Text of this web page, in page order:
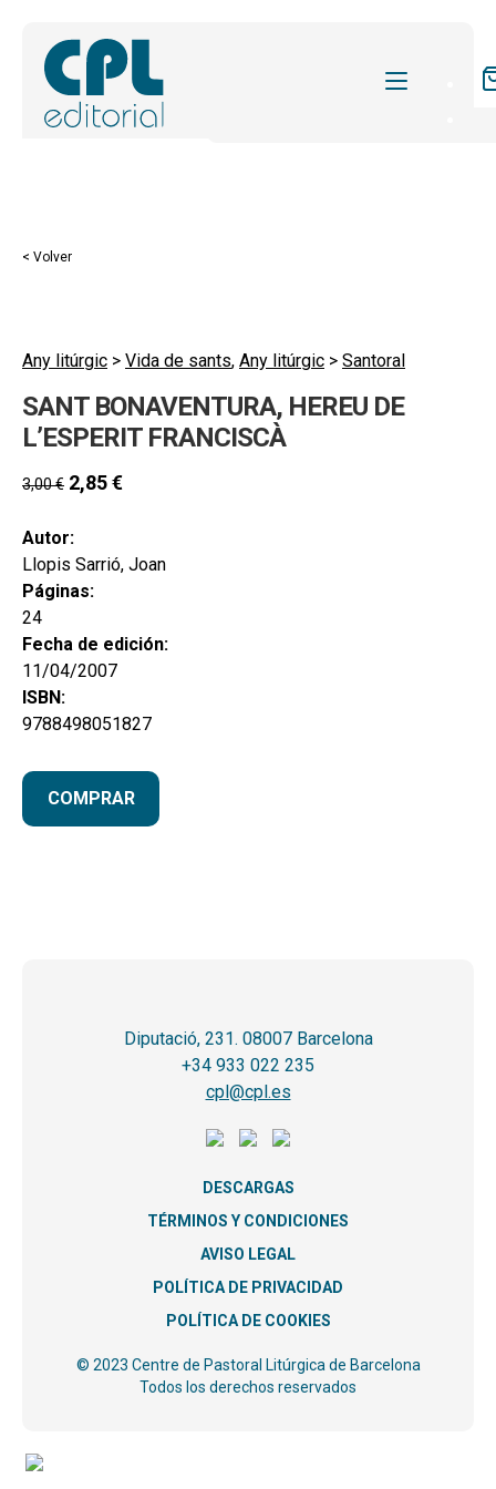
REVISTAS
BLOG
CONTACTO
BUSCAR
CAT
ESP
< Volver
Any litúrgic > Vida de sants, Any litúrgic > Santoral
SANT BONAVENTURA, HEREU DE
L’ESPERIT FRANCISCÀ
3,00€ 2,85€
Autor:
Llopis Sarrió, Joan
Páginas:
24
Fecha de edición:
11/04/2007
ISBN:
9788498051827
COMPRAR
Diputació, 231. 08007 Barcelona
+34 933 022 235
cpl@cpl.es
DESCARGAS
TÉRMINOS Y CONDICIONES
AVISO LEGAL
POLÍTICA DE PRIVACIDAD
POLÍTICA DE COOKIES
© 2023 Centre de Pastoral Litúrgica de Barcelona
Todos los derechos reservados